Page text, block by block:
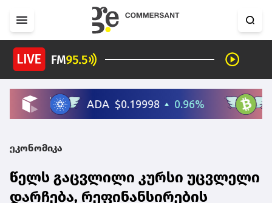
ეკონომიკა
წელს გაცვლილი კურსი უცვლელი
დარჩება, რეფინანსირების